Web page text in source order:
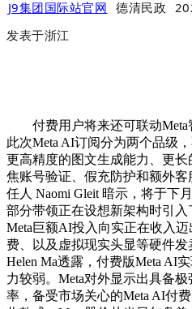
J9集团国际站官网 德清民政
发表于浙江
付费用户将来还可联动Meta
此次Meta AI订阅分为两个品级
更高精度的图文生成能力、更
焦账号验证、假充防护和额外客
任人 Naomi Gleit 暗示，将于下
部分带领正在设想新架构时引
Meta巨额AI投入向实正在收入
费、以及虚拟现实头显等硬件发
Helen Ma透露，付费版Meta AI
力较弱。Meta对外显示出具备
率，备受市场关心的Meta AI付